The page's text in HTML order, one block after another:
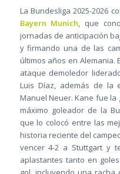
La Bundesliga 2025-2026
Bayern Munich, que
jornadas de anticipación
y firmando una de las
últimos años en Alemania.
ataque demoledor
Luis Díaz, además de la
Manuel Neuer. Kane fue
máximo goleador de la
que lo colocó entre las
historia reciente del
vencer 4-2 a Stuttgart y
aplastantes tanto en